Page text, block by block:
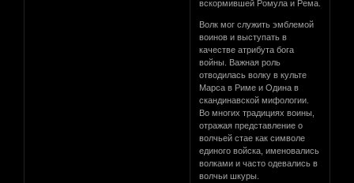
вскормившей Ромула и Рема.
Волк мог служить эмблемой
воинов и выступать в
качестве атрибута бога
войны. Важная роль
отводилась волку в культе
Марса в Риме и Одина в
скандинавской мифологии.
Во многих традициях воины,
отражая представление о
волчьей стае как символе
единого войска, именовались
волками и часто одевались в
волчьи шкуры.